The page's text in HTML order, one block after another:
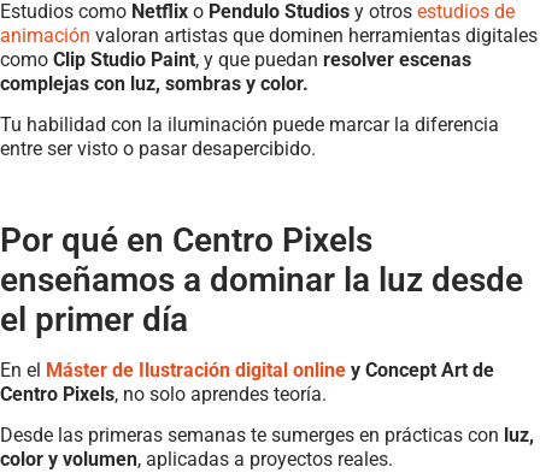
Estudios como Netflix o Pendulo Studios y otros estudios de
animación valoran artistas que dominen herramientas digitales
como Clip Studio Paint, y que puedan resolver escenas
complejas con luz, sombras y color.
Tu habilidad con la iluminación puede marcar la diferencia
entre ser visto o pasar desapercibido.
Por qué en Centro Pixels
enseñamos a dominar la luz desde
el primer día
En el Máster de Ilustración digital online y Concept Art de
Centro Pixels, no solo aprendes teoría.
Desde las primeras semanas te sumerges en prácticas con luz,
color y volumen, aplicadas a proyectos reales.